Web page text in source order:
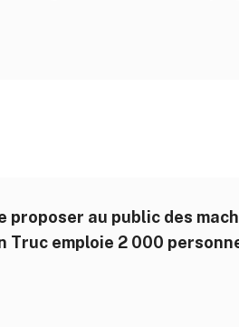
proposer au public des
emploie 2 000